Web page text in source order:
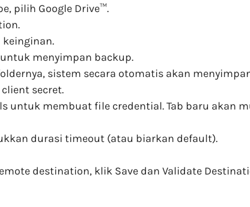
pilih Google Drive™.
keinginan.
menyimpan backup.
sistem secara otomatis akan
secret.
untuk membuat file credential. Tab baru akan
durasi timeout (atau biarkan default).
destination, klik Save dan Validate